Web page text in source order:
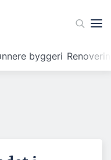
byggeri